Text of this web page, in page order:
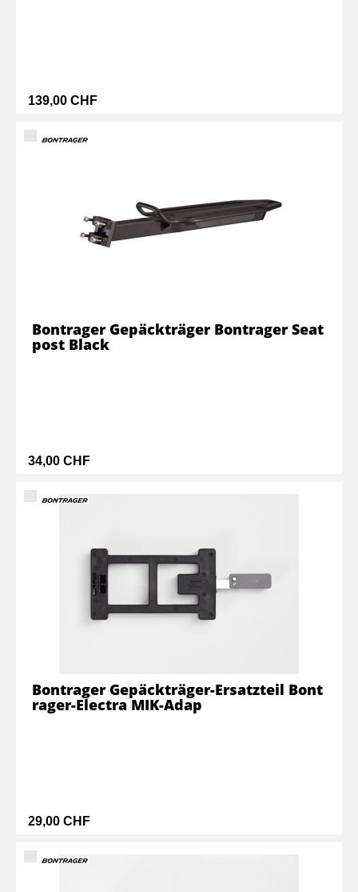
139,00 CHF
34,00 CHF
Bontrager Gepäckträger Bontrager Seat
post Black
29,00 CHF
Bontrager Gepäckträger-Ersatzteil Bont
rager-Electra MIK-Adap